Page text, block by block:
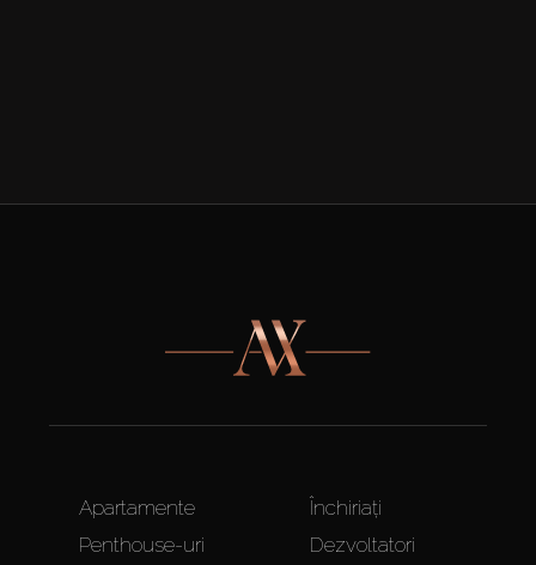
Apartamente
Penthouse-uri
Închiriați
Dezvoltatori